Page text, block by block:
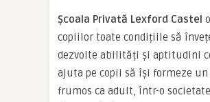
Școala Privată Lexford Castel
copiilor toate condițiile să
dezvolte abilități și aptitudini
ajuta pe copii să își formeze
frumos ca adult, într-o societate